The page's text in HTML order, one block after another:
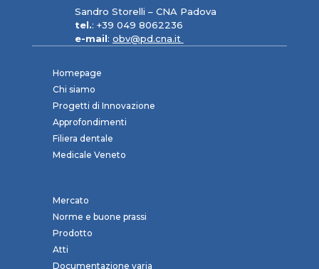
Sandro Storelli – CNA Padova
tel.: +39 049 8062236
e-mail: obv@pd.cna.it
Homepage
Chi siamo
Progetti di Innovazione
Approfondimenti
Filiera dentale
Medicale Veneto
Mercato
Norme e buone prassi
Prodotto
Atti
Documentazione varia